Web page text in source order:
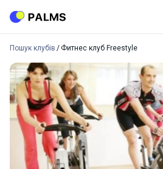
Пошук клубів Фитнес клуб Freestyle